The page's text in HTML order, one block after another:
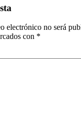
electrónico no será
con *